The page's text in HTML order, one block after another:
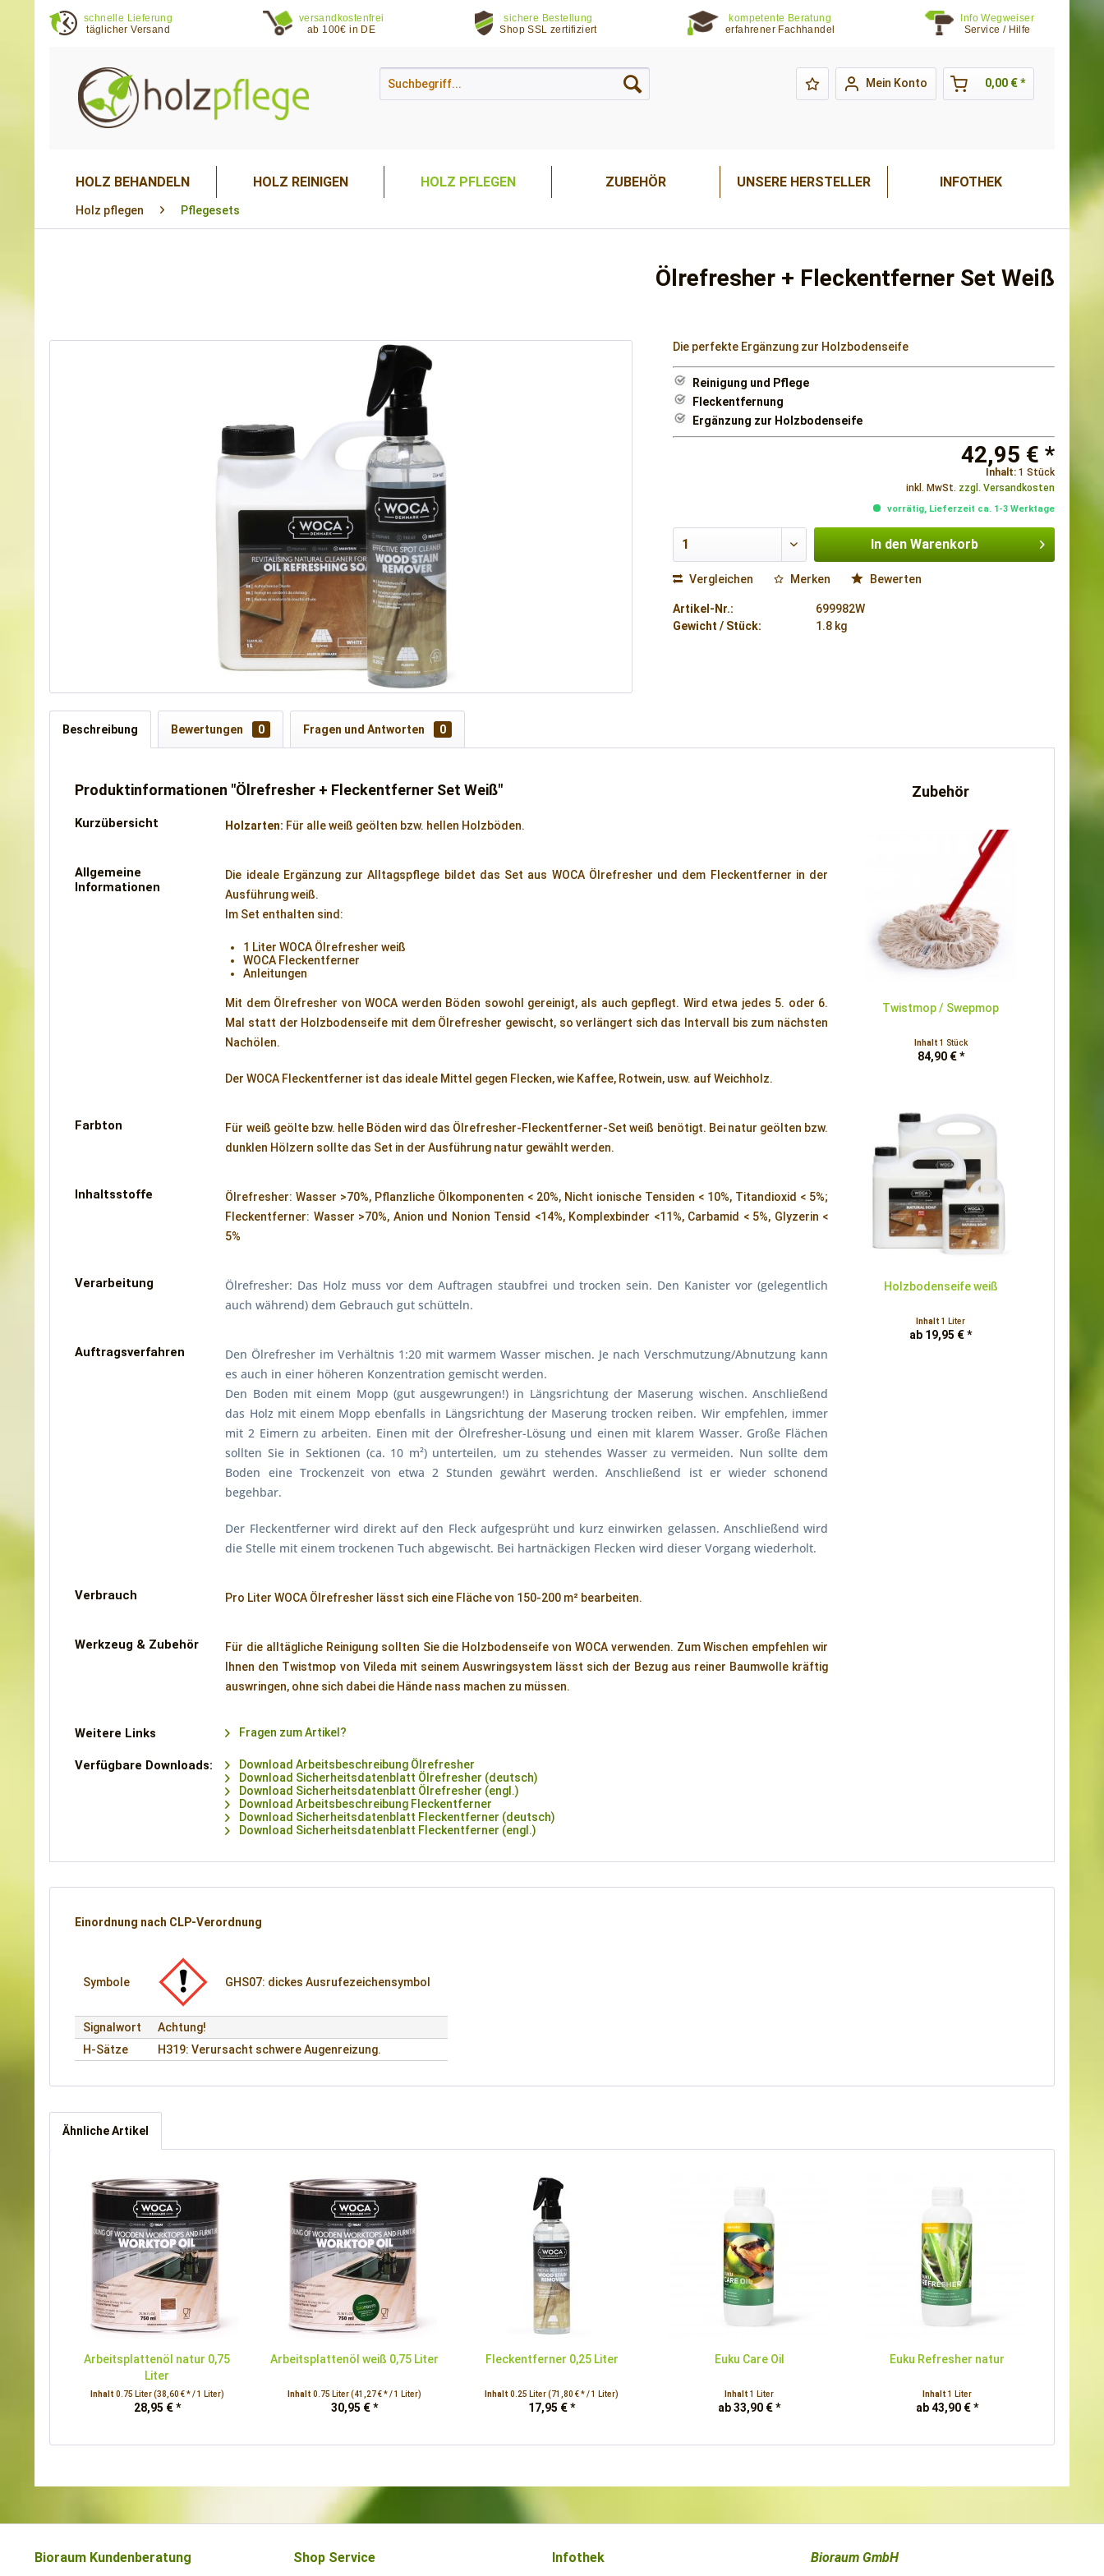
schnelle Lieferung
täglicher Versand
versandkostenfrei
ab 100€ in DE
sichere Bestellung
Shop SSL zertifiziert
kompetente Beratung
erfahrener Fachhandel
Info Wegweiser
Service / Hilfe
Mein Konto 0,00 € *
HOLZ BEHANDELN HOLZ REINIGEN HOLZ PFLEGEN ZUBEHÖR UNSERE HERSTELLER INFOTHEK
Holz pflegen Pflegesets
Ölrefresher + Fleckentferner Set Weiß
Die perfekte Ergänzung zur Holzbodenseife
Reinigung und Pflege
Fleckentfernung
Ergänzung zur Holzbodenseife
42,95 € *
Inhalt: 1 Stück
inkl. MwSt. zzgl. Versandkosten
vorrätig, Lieferzeit ca. 1-3 Werktage
In den Warenkorb
Vergleichen Merken Bewerten
Artikel-Nr.:
699982W
Gewicht / Stück:
1.8 kg
Beschreibung Bewertungen 0 Fragen und Antworten 0
Produktinformationen "Ölrefresher + Fleckentferner Set Weiß"
Kurzübersicht Holzarten: Für alle weiß geölten bzw. hellen Holzböden.
Allgemeine
Informationen
Die ideale Ergänzung zur Alltagspflege bildet das Set aus WOCA Ölrefresher und dem Fleckentferner in der
Ausführung weiß.
Im Set enthalten sind:
1 Liter WOCA Ölrefresher weiß
WOCA Fleckentferner
Anleitungen
Mit dem Ölrefresher von WOCA werden Böden sowohl gereinigt, als auch gepflegt. Wird etwa jedes 5. oder 6.
Mal statt der Holzbodenseife mit dem Ölrefresher gewischt, so verlängert sich das Intervall bis zum nächsten
Nachölen.
Der WOCA Fleckentferner ist das ideale Mittel gegen Flecken, wie Kaffee, Rotwein, usw. auf Weichholz.
Farbton
Für weiß geölte bzw. helle Böden wird das Ölrefresher-Fleckentferner-Set weiß benötigt. Bei natur geölten bzw.
dunklen Hölzern sollte das Set in der Ausführung natur gewählt werden.
Inhaltsstoffe
Ölrefresher: Wasser >70%, Pflanzliche Ölkomponenten < 20%, Nicht ionische Tensiden < 10%, Titandioxid < 5%;
Fleckentferner: Wasser >70%, Anion und Nonion Tensid <14%, Komplexbinder <11%, Carbamid < 5%, Glyzerin <
5%
Verarbeitung Ölrefresher: Das Holz muss vor dem Auftragen staubfrei und trocken sein. Den Kanister vor (gelegentlich
auch während) dem Gebrauch gut schütteln.
Auftragsverfahren
Den Ölrefresher im Verhältnis 1:20 mit warmem Wasser mischen. Je nach Verschmutzung/Abnutzung kann
es auch in einer höheren Konzentration gemischt werden.
Den Boden mit einem Mopp (gut ausgewrungen!) in Längsrichtung der Maserung wischen. Anschließend
das Holz mit einem Mopp ebenfalls in Längsrichtung der Maserung trocken reiben. Wir empfehlen, immer
mit 2 Eimern zu arbeiten. Einen mit der Ölrefresher-Lösung und einen mit klarem Wasser. Große Flächen
sollten Sie in Sektionen (ca. 10 m²) unterteilen, um zu stehendes Wasser zu vermeiden. Nun sollte dem
Boden eine Trockenzeit von etwa 2 Stunden gewährt werden. Anschließend ist er wieder schonend
begehbar.
Der Fleckentferner wird direkt auf den Fleck aufgesprüht und kurz einwirken gelassen. Anschließend wird
die Stelle mit einem trockenen Tuch abgewischt. Bei hartnäckigen Flecken wird dieser Vorgang wiederholt.
Verbrauch Pro Liter WOCA Ölrefresher lässt sich eine Fläche von 150-200 m² bearbeiten.
Werkzeug & Zubehör
Für die alltägliche Reinigung sollten Sie die Holzbodenseife von WOCA verwenden. Zum Wischen empfehlen wir
Ihnen den Twistmop von Vileda mit seinem Auswringsystem lässt sich der Bezug aus reiner Baumwolle kräftig
auswringen, ohne sich dabei die Hände nass machen zu müssen.
Weitere Links Fragen zum Artikel?
Verfügbare Downloads:
Download Arbeitsbeschreibung Ölrefresher
Download Sicherheitsdatenblatt Ölrefresher (deutsch)
Download Sicherheitsdatenblatt Ölrefresher (engl.)
Download Arbeitsbeschreibung Fleckentferner
Download Sicherheitsdatenblatt Fleckentferner (deutsch)
Download Sicherheitsdatenblatt Fleckentferner (engl.)
Zubehör
Twistmop / Swepmop
Inhalt 1 Stück
84,90 € *
Holzbodenseife weiß
Inhalt1 Liter
ab 19,95 € *
Einordnung nach CLP-Verordnung
Symbole GHS07: dickes Ausrufezeichensymbol
Signalwort
Achtung!
H-Sätze
H319: Verursacht schwere Augenreizung.
Ähnliche Artikel
Arbeitsplattenöl natur 0,75
Liter
Inhalt 0.75 Liter(38,60 € * / 1 Liter)
28,95 € *
Arbeitsplattenöl weiß 0,75 Liter
Inhalt0.75 Liter(41,27 € * / 1 Liter)
30,95 € *
Fleckentferner 0,25 Liter
Inhalt0.25 Liter(71,80 € * / 1 Liter)
17,95 € *
Euku Care Oil
Inhalt1 Liter
ab 33,90 € *
Euku Refresher natur
Inhalt 1 Liter
ab 43,90 € *
Bioraum Kundenberatung Shop Service Infothek Bioraum GmbH